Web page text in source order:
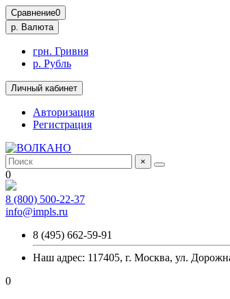
Сравнение0
р. Валюта
грн. Гривня
р. Рубль
Личный кабинет
Авторизация
Регистрация
×
0
8 (800) 500-22-37
info@impls.ru
8 (495) 662-59-91
Наш адрес: 117405, г. Москва, ул.
0